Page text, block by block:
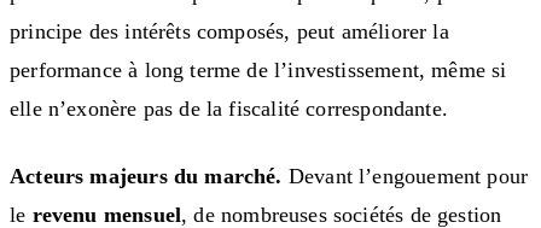
principe des intérêts composés, peut améliorer la
performance à long terme de l’investissement, même si
elle n’exonère pas de la fiscalité correspondante.
Acteurs majeurs du marché. Devant l’engouement pour
le revenu mensuel, de nombreuses sociétés de gestion